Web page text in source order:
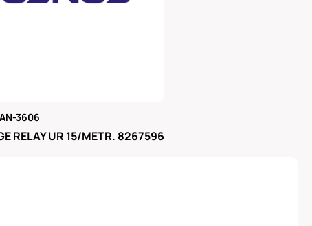
3606
RELAY UR 15/METR. 8267596